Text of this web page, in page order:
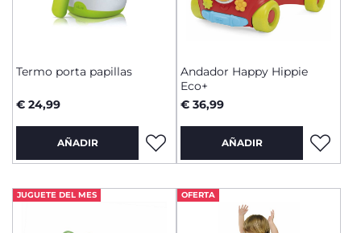
Termo porta papillas
€ 24,99
AÑADIR
Andador Happy Hippie
Eco+
€ 36,99
AÑADIR
JUGUETE DEL MES OFERTA